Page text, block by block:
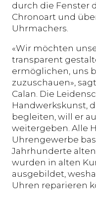
durch die Fenster
Chronoart und
Uhrmachers.
«Wir möchten
transparent
ermöglichen, uns
zuzuschauen»,
Calan. Die
Handwerkskunst,
begleiten, will er
weitergeben. Alle
Uhrengewerbe
Jahrhunderte
wurden in alten
ausgebildet,
Uhren reparieren